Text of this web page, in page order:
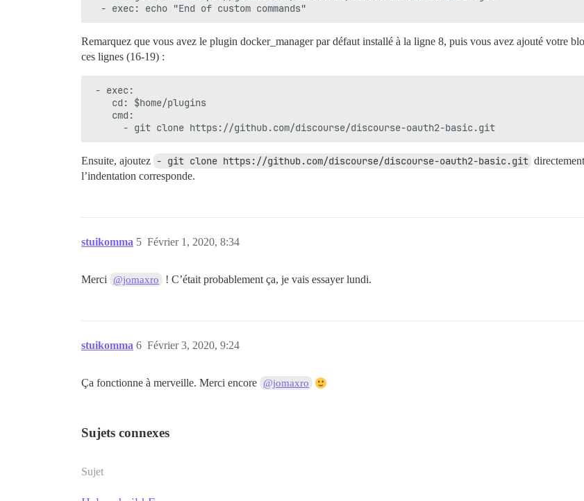
Remarquez que vous avez le plugin docker_manager par défaut installé à la ligne 8, puis vous avez ajouté votre
ces lignes (16-19) :
- exec:
    cd: $home/plugins
    cmd:
Ensuite, ajoutez - git clone https://github.com/discourse/discourse-oauth2-basic.git
l’indentation corresponde.
stuikomma Février 1, 2020, 8:34
5
Merci @jomaxro ! C’était probablement ça, je vais essayer lundi.
stuikomma Février 3, 2020, 9:24
6
Ça fonctionne à merveille. Merci encore @jomaxro
Sujets connexes
Sujet